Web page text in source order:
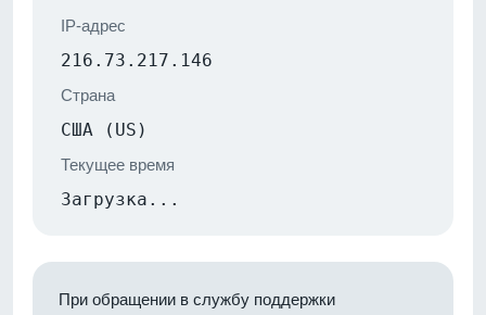
IP-адрес
216.73.217.146
Страна
США (US)
Текущее время
Загрузка...
При обращении в службу поддержки